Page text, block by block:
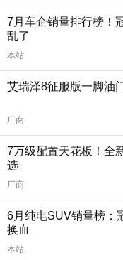
7月车企销量排行榜！
乱了
本站
艾瑞泽8征服版一脚油
厂商
7万级配置天花板！全
选
厂商
6月纯电SUV销量榜：
换血
本站